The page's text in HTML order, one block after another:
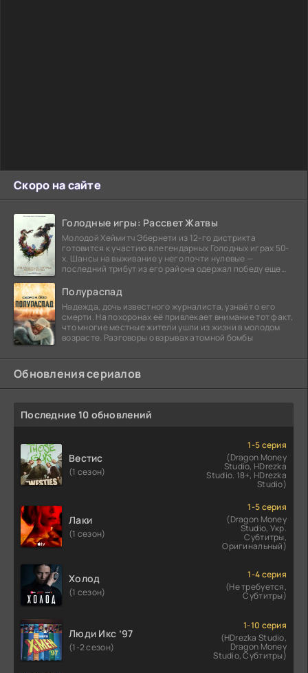
Скоро на сайте
Голодные игры: Рассвет Жатвы
Молодой Хеймитч Эбернети из 12-го дистрикта
готовится к участию в легендарных Голодных играх 50-
х. Шансы на выживание у него почти нулевые —
последний трибут из его района одержал победу еще
Полураспад
Надежда, дочь известного журналиста, узнаёт о его
смерти. На похоронах её привлекает внимание тот факт,
что многие местные жители ушли из жизни в молодом
возрасте. Разговоры о взрывах атомной бомбы
Обновления сериалов
Последние 10 обновлений
Вестис
(1 сезон)
1-5 серия
(Dragon Money
Studio, HDrezka
Studio. 18+, HDrezka
Studio)
Лаки
(1 сезон)
1-5 серия
(Dragon Money
Studio, Укр.
Субтитры,
Оригинальный)
Холод
(1 сезон)
1-4 серия
(Не требуется,
Субтитры)
Люди Икс ’97
(1-2 сезон)
1-10 серия
(HDrezka Studio,
Dragon Money
Studio, Субтитры)